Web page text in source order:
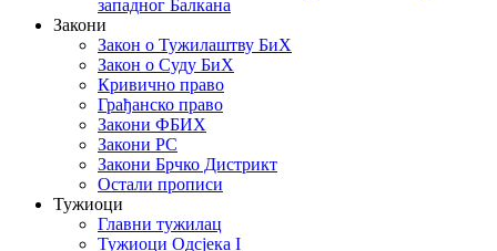
западног Балкана
Закони
Закон о Тужилаштву БиХ
Закон о Суду БиХ
Кривично право
Грађанско право
Закони ФБИХ
Закони РС
Закони Брчко Дистрикт
Остали прописи
Тужиоци
Главни тужилац
Тужиоци Oдсјекa I